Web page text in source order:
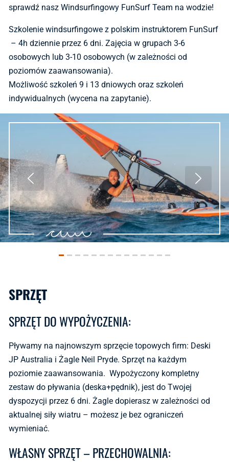
sprawdź nasz Windsurfingowy FunSurf Team na wodzie!
Szkolenie windsurfingowe z polskim instruktorem FunSurf
– 4h dziennie przez 6 dni. Zajęcia w grupach 3-6
osobowych lub 3-10 osobowych (w zależności od
poziomów zaawansowania).
Możliwość szkoleń 9 i 13 dniowych oraz szkoleń
indywidualnych (wycena na zapytanie).
SPRZĘT
SPRZĘT DO WYPOŻYCZENIA:
Pływamy na najnowszym sprzęcie topowych firm: Deski
JP Australia i Żagle Neil Pryde. Sprzęt na każdym
poziomie zaawansowania. Wypożyczony kompletny
zestaw do pływania (deska+pędnik), jest do Twojej
dyspozycji przez 6 dni. Żagle dopierasz w zależności od
aktualnej siły wiatru – możesz je bez ograniczeń
wymieniać.
WŁASNY SPRZĘT – PRZECHOWALNIA: